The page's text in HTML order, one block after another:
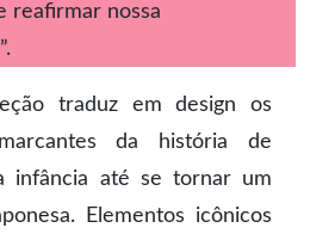
reafirmar nossa
traduz em design os
da história de
infância até se tornar um
Elementos icônicos